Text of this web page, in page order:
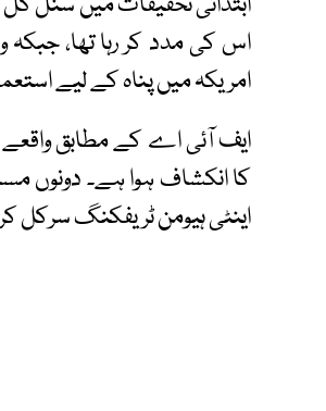
اس کی مدد کر رہا تھا، جبکہ
امریکہ میں پناہ کے لیے
ایف آئی اے کے مطابق
کا انکشاف ہوا ہے۔ دونوں
اینٹی ہیومن ٹریفکنگ سرکل